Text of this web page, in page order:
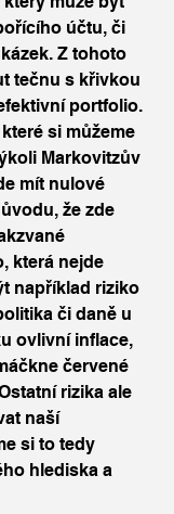
účtu, či
Z tohoto
tečnu s křivkou
portfolio.
si můžeme
Markovitzův
mít nulové
že zde
která nejde
například riziko
či daně u
ovlivní inflace,
červené
rizika ale
naší
si to tedy
hlediska a